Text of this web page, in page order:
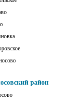
район